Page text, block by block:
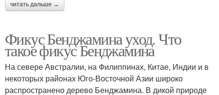
читать дальше →
Фикус Бенджамина уход. Что
такое фикус Бенджамина
На севере Австралии, на Филиппинах, Китае, Индии и в
некоторых районах Юго-Восточной Азии широко
распространено дерево Бенджамина. В дикой природе